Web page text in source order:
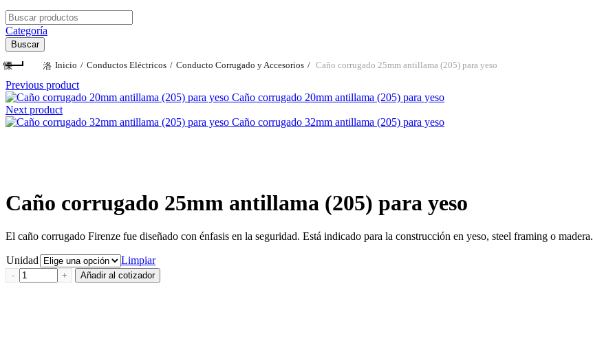
Search
for:
Categoría
Buscar
Inicio
Conductos Eléctricos Conducto Corrugado y Accesorios Caño corrugado 25mm antillama (205) para yeso
Previous product
Caño corrugado 20mm antillama (205) para yeso
Next product
Caño corrugado 32mm antillama (205) para yeso
Caño corrugado 25mm antillama (205) para yeso
El caño corrugado Firenze fue diseñado con énfasis en la seguridad. Está indicado para la construcción en yeso, steel framing o madera.
Unidad
Limpiar
Caño corrugado 25mm antillama (205) para yeso cantidad
Añadir al cotizador